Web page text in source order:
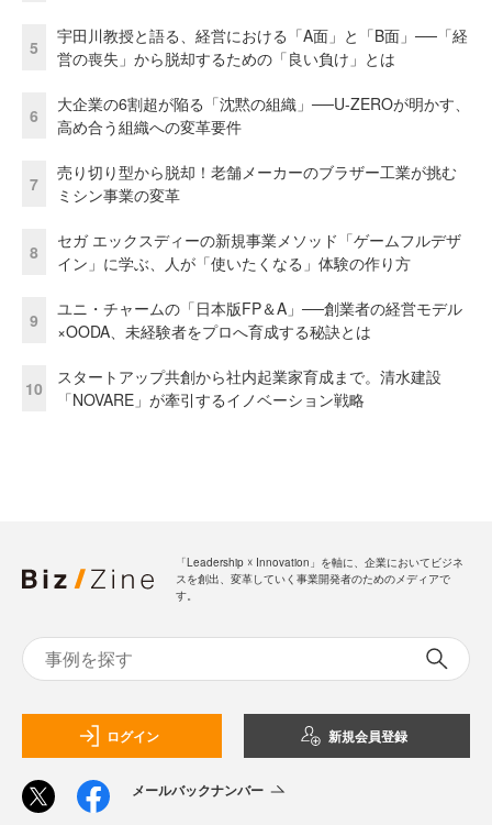
5
宇田川教授と語る、経営における「A面」と「B面」──「経
営の喪失」から脱却するための「良い負け」とは
6
大企業の6割超が陥る「沈黙の組織」──U-ZEROが明かす、
高め合う組織への変革要件
7
売り切り型から脱却！老舗メーカーのブラザー工業が挑む
ミシン事業の変革
8
セガ エックスディーの新規事業メソッド「ゲームフルデザ
イン」に学ぶ、人が「使いたくなる」体験の作り方
9
ユニ・チャームの「日本版FP＆A」──創業者の経営モデル
×OODA、未経験者をプロへ育成する秘訣とは
10
スタートアップ共創から社内起業家育成まで。清水建設
「NOVARE」が牽引するイノベーション戦略
「Leadership ☓ Innovation」を軸に、企業においてビジネ
スを創出、変革していく事業開発者のためのメディアで
す。
ログイン 新規会員登録
メールバックナンバー